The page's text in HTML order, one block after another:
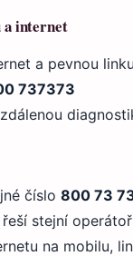
a internet
a pevnou
737373
číslo 800 73
stejní
na mobilu,